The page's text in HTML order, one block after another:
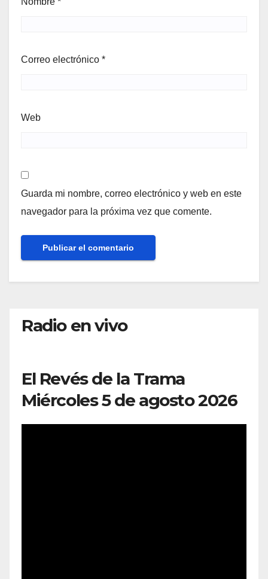
Correo electrónico *
Web
Guarda mi nombre, correo electrónico y web en este
navegador para la próxima vez que comente.
Radio en vivo
El Revés de la Trama
Miércoles 5 de agosto 2026